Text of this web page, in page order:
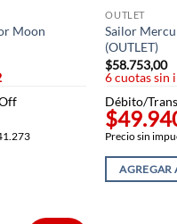
Moon
OUTLET
Sailor
(OUTLET)
$58.753,00
6 cuotas sin
Débito/
Precio sin
AGREGAR